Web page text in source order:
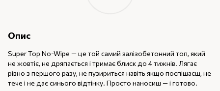
Опис
Super Top No-Wipe — це той самий залізобетонний топ, який
не жовтіє, не дряпається і тримає блиск до 4 тижнів. Лягає
рівно з першого разу, не пузириться навіть якщо поспішаєш, не
тече і не дає синього відтінку. Просто наносиш — і готово.